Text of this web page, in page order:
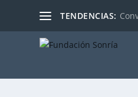
TENDENCIAS: